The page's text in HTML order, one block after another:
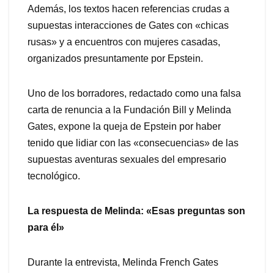
Además, los textos hacen referencias crudas a
supuestas interacciones de Gates con «chicas
rusas» y a encuentros con mujeres casadas,
organizados presuntamente por Epstein.
Uno de los borradores, redactado como una falsa
carta de renuncia a la Fundación Bill y Melinda
Gates, expone la queja de Epstein por haber
tenido que lidiar con las «consecuencias» de las
supuestas aventuras sexuales del empresario
tecnológico.
La respuesta de Melinda: «Esas preguntas son
para él»
Durante la entrevista, Melinda French Gates